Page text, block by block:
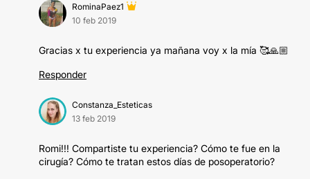
RominaPaez1
10 feb 2019
Gracias x tu experiencia ya mañana voy x la mía 🥰🙏🏼
Responder
Constanza_Esteticas
13 feb 2019
Romi!!! Compartiste tu experiencia? Cómo te fue en la
cirugía? Cómo te tratan estos días de posoperatorio?